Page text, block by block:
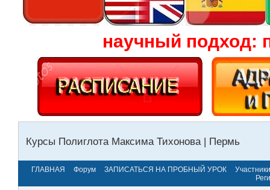
научный подход:
Курсы Полиглота Максима Тихонова | Пермь
ГЛАВНАЯ Форум ЗАПИСАТЬСЯ НА ПРОБНЫЙ УРОК
Участники